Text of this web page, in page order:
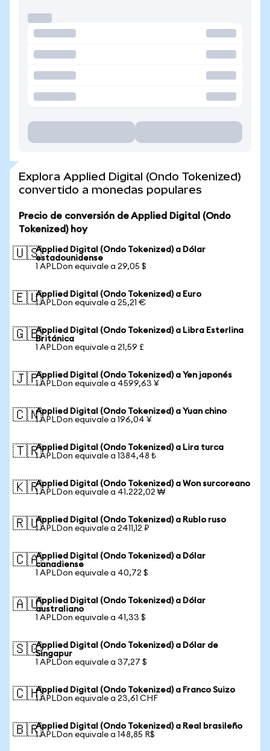
Explora Applied Digital (Ondo Tokenized)
convertido a monedas populares
Precio de conversión de Applied Digital (Ondo
Tokenized) hoy
🇺🇸Applied Digital (Ondo Tokenized) a Dólar
estadounidense
1 APLDon equivale a 29,05 $
🇪🇺Applied Digital (Ondo Tokenized) a Euro
1 APLDon equivale a 25,21 €
🇬🇧Applied Digital (Ondo Tokenized) a Libra Esterlina
Británica
1 APLDon equivale a 21,59 £
🇯🇵Applied Digital (Ondo Tokenized) a Yen japonés
1 APLDon equivale a 4599,63 ¥
🇨🇳Applied Digital (Ondo Tokenized) a Yuan chino
1 APLDon equivale a 196,04 ¥
🇹🇷Applied Digital (Ondo Tokenized) a Lira turca
1 APLDon equivale a 1384,48 ₺
🇰🇷Applied Digital (Ondo Tokenized) a Won surcoreano
1 APLDon equivale a 41.222,02 ₩
🇷🇺Applied Digital (Ondo Tokenized) a Rublo ruso
1 APLDon equivale a 2411,12 ₽
🇨🇦Applied Digital (Ondo Tokenized) a Dólar
canadiense
1 APLDon equivale a 40,72 $
🇦🇺Applied Digital (Ondo Tokenized) a Dólar
australiano
1 APLDon equivale a 41,33 $
🇸🇬Applied Digital (Ondo Tokenized) a Dólar de
Singapur
1 APLDon equivale a 37,27 $
🇨🇭Applied Digital (Ondo Tokenized) a Franco Suizo
1 APLDon equivale a 23,61 CHF
🇧🇷Applied Digital (Ondo Tokenized) a Real brasileño
1 APLDon equivale a 148,85 R$